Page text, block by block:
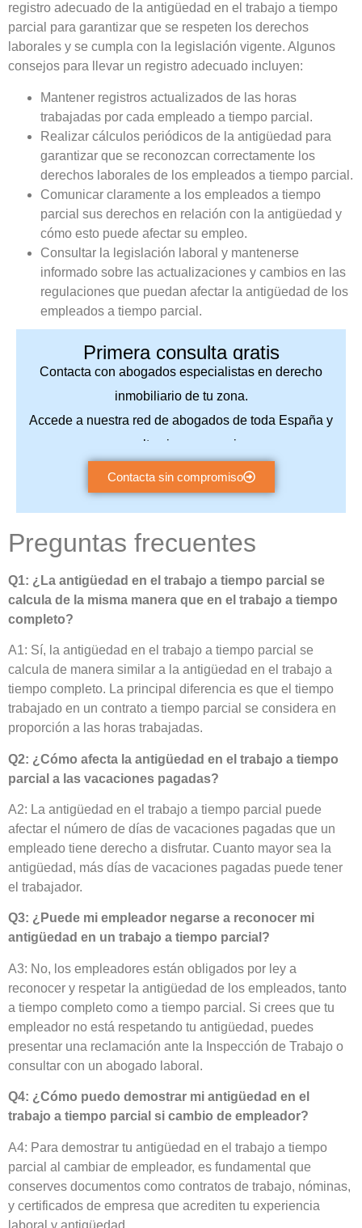
registro adecuado de la antigüedad en el trabajo a tiempo
parcial para garantizar que se respeten los derechos
laborales y se cumpla con la legislación vigente. Algunos
consejos para llevar un registro adecuado incluyen:
Mantener registros actualizados de las horas
trabajadas por cada empleado a tiempo parcial.
Realizar cálculos periódicos de la antigüedad para
garantizar que se reconozcan correctamente los
derechos laborales de los empleados a tiempo parcial.
Comunicar claramente a los empleados a tiempo
parcial sus derechos en relación con la antigüedad y
cómo esto puede afectar su empleo.
Consultar la legislación laboral y mantenerse
informado sobre las actualizaciones y cambios en las
regulaciones que puedan afectar la antigüedad de los
empleados a tiempo parcial.
Primera consulta gratis
Contacta con abogados especialistas en derecho
inmobiliario de tu zona.
Accede a nuestra red de abogados de toda España y
consulta sin compromiso.
Contacta sin compromiso
Preguntas frecuentes
Q1: ¿La antigüedad en el trabajo a tiempo parcial se
calcula de la misma manera que en el trabajo a tiempo
completo?
A1: Sí, la antigüedad en el trabajo a tiempo parcial se
calcula de manera similar a la antigüedad en el trabajo a
tiempo completo. La principal diferencia es que el tiempo
trabajado en un contrato a tiempo parcial se considera en
proporción a las horas trabajadas.
Q2: ¿Cómo afecta la antigüedad en el trabajo a tiempo
parcial a las vacaciones pagadas?
A2: La antigüedad en el trabajo a tiempo parcial puede
afectar el número de días de vacaciones pagadas que un
empleado tiene derecho a disfrutar. Cuanto mayor sea la
antigüedad, más días de vacaciones pagadas puede tener
el trabajador.
Q3: ¿Puede mi empleador negarse a reconocer mi
antigüedad en un trabajo a tiempo parcial?
A3: No, los empleadores están obligados por ley a
reconocer y respetar la antigüedad de los empleados, tanto
a tiempo completo como a tiempo parcial. Si crees que tu
empleador no está respetando tu antigüedad, puedes
presentar una reclamación ante la Inspección de Trabajo o
consultar con un abogado laboral.
Q4: ¿Cómo puedo demostrar mi antigüedad en el
trabajo a tiempo parcial si cambio de empleador?
A4: Para demostrar tu antigüedad en el trabajo a tiempo
parcial al cambiar de empleador, es fundamental que
conserves documentos como contratos de trabajo, nóminas,
y certificados de empresa que acrediten tu experiencia
laboral y antigüedad.